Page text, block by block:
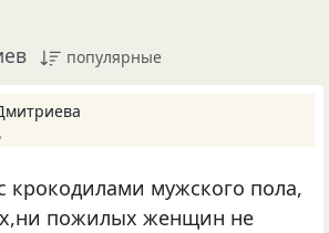
популярные
крокодилами мужского пола,
пожилых женщин не